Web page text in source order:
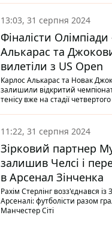
13:03, 31 серпня 2024
Фіналісти
Алькарас та
вилетіли з US Open
Карлос Алькарас та Новак
залишили відкритий
тенісу вже на стадії
11:22, 31 серпня 2024
Зірковий партнер
залишив Челсі і
в Арсенал Зінченка
Рахім Стерлінг возз'єднався із
Арсеналі: футболісти разом
Манчестер Сіті